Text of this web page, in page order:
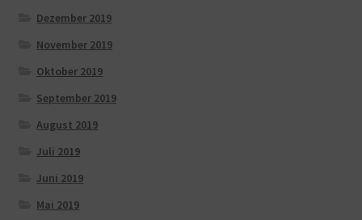
Dezember 2019
November 2019
Oktober 2019
September 2019
August 2019
Juli 2019
Juni 2019
Mai 2019